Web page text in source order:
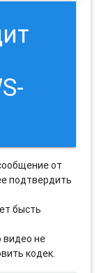
от
подтвердить
бысть
видео не
кодек.